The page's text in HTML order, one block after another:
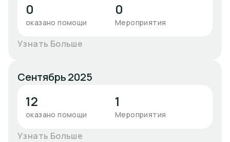
0
оказано помощи
0
Мероприятия
Узнать Больше
Сентябрь 2025
12
оказано помощи
1
Мероприятия
Узнать Больше